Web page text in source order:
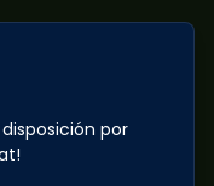
por